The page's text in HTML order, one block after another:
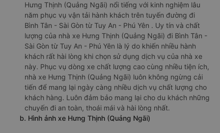
Hưng Thịnh (Quảng Ngãi) nổi tiếng với kinh nghiệm lâu
năm phục vụ vận tải hành khách trên tuyến đường đi
Bình Tân - Sài Gòn từ Tuy An - Phú Yên . Uy tín và chất
lượng của nhà xe Hưng Thịnh (Quảng Ngãi) đi Bình Tân -
Sài Gòn từ Tuy An - Phú Yên là lý do khiến nhiều hành
khách rất hài lòng khi chọn sử dụng dịch vụ của nhà xe
này. Phục vụ dòng xe chất lượng cao cùng nhiều tiện ích,
nhà xe Hưng Thịnh (Quảng Ngãi) luôn không ngừng cải
tiến để mang lại ngày càng nhiều dịch vụ chất lượng cho
khách hàng. Luôn đảm bảo mang lại cho du khách những
chuyến đi an toàn, thoái mái và hài lòng nhất.
b. Hình ảnh xe Hưng Thịnh (Quảng Ngãi)